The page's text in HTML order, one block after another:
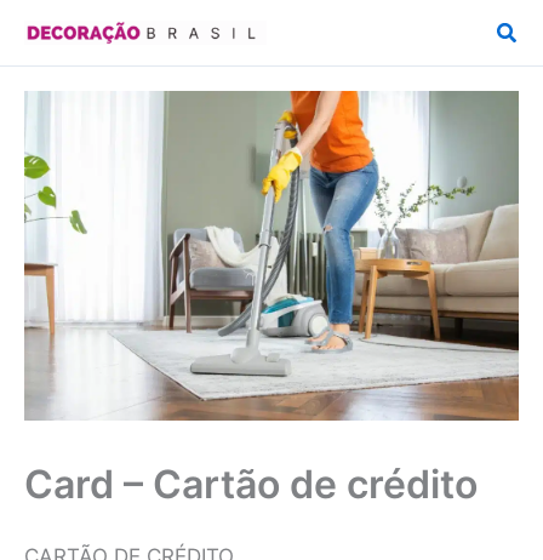
Card – Cartão de crédito